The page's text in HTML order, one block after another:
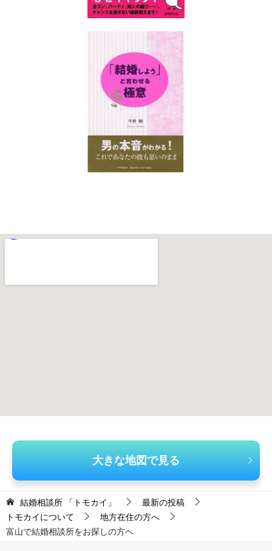
大きな地図で見る
結婚相談所 「トモカイ」
最新の投稿
トモカイについて
地方在住の方へ
富山で結婚相談所をお探しの方へ